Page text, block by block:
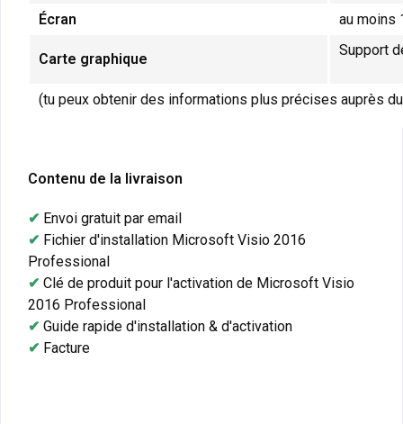
Écran
au moins
Carte graphique
Support
(tu peux obtenir des informations plus précises auprès
Contenu de la livraison
✔ Envoi gratuit par email
✔ Fichier d'installation Microsoft Visio 2016
Professional
✔ Clé de produit pour l'activation de Microsoft Visio
2016 Professional
✔ Guide rapide d'installation & d'activation
✔ Facture